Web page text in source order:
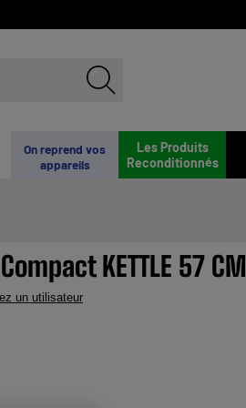
Les Produits
Reconditionnés
On reprend vos
appareils
KETTLE 57 CM
un utilisateur